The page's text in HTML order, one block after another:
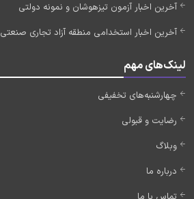
آخرین اخبار آزمون تیزهوشان و نمونه دولتی
آخرین اخبار استخدامی منطقه آزاد تجاری صنعتی 1405
لینک‌های مهم
چهارشنبه‌های تخفیفی
رضایت و قبولی
وبلاگ
درباره ما